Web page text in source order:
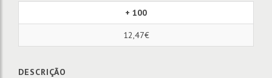
+ 100
12,47€
DESCRIÇÃO